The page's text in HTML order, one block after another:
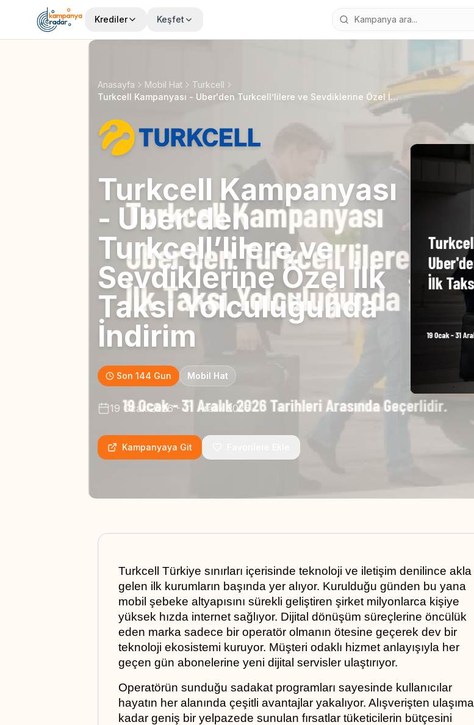
Krediler Keşfet
Anasayfa Mobil Hat
Turkcell
Turkcell Kampanyası - Uber'den Turkcell’lilere ve Sevdiklerine Özel İlk Taksi Yolculuğunda İndirim
Turkcell Kampanyası
- Uber'den
Turkcell’lilere ve
Sevdiklerine Özel İlk
Taksi Yolculuğunda
İndirim
Son 144 Gun Mobil Hat
19 Ocak 2026-31 Aralık 2026
Kampanyaya Git
Turkcell Türkiye sınırları içerisinde teknoloji ve iletişim denilince akla
gelen ilk kurumların başında yer alıyor. Kurulduğu günden bu yana
mobil şebeke altyapısını sürekli geliştiren şirket milyonlarca kişiye
yüksek hızda internet sağlıyor. Dijital dönüşüm süreçlerine öncülük
eden marka sadece bir operatör olmanın ötesine geçerek dev bir
teknoloji ekosistemi kuruyor. Müşteri odaklı hizmet anlayışıyla her
geçen gün abonelerine yeni dijital servisler ulaştırıyor.
Operatörün sunduğu sadakat programları sayesinde kullanıcılar
hayatın her alanında çeşitli avantajlar yakalıyor. Alışverişten ulaşıma
kadar geniş bir yelpazede sunulan fırsatlar tüketicilerin bütçesini